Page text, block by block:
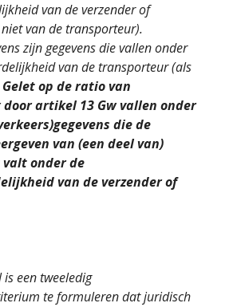
van de verzender of
van de transporteur).
zijn gegevens die vallen onder
van de transporteur (als
Gelet op de ratio van
door artikel 13 Gw vallen onder
die de
van (een deel van)
onder de
van de verzender of
een tweeledig
te formuleren dat juridisch